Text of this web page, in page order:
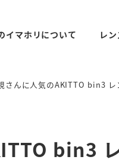
イマホリについて レ
さんに人気のAKITTO bin3
bin3